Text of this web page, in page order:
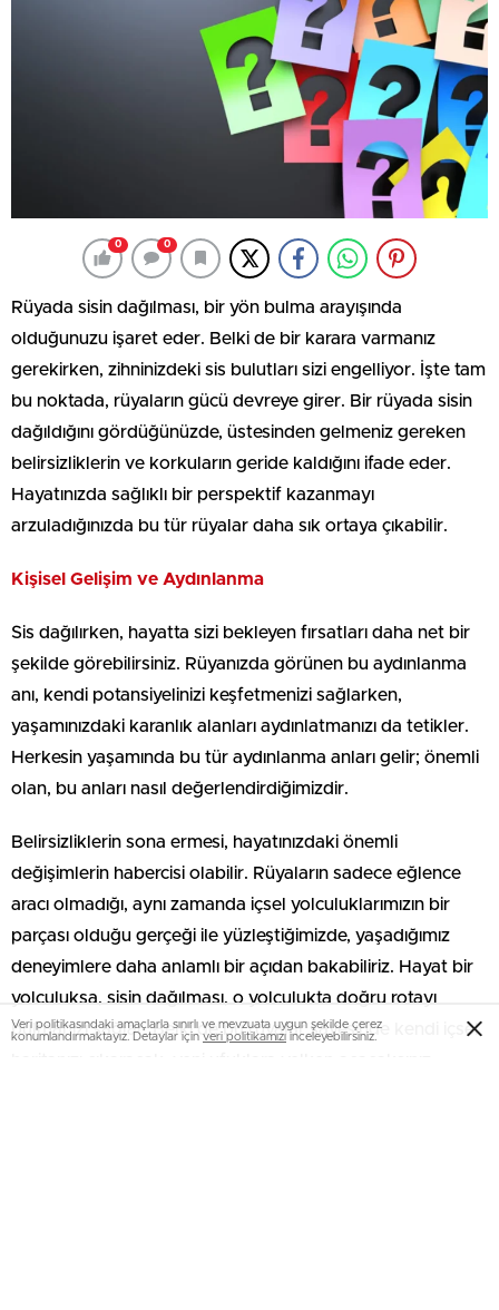
0 0
Rüyada sisin dağılması, bir yön bulma arayışında
olduğunuzu işaret eder. Belki de bir karara varmanız
gerekirken, zihninizdeki sis bulutları sizi engelliyor. İşte tam
bu noktada, rüyaların gücü devreye girer. Bir rüyada sisin
dağıldığını gördüğünüzde, üstesinden gelmeniz gereken
belirsizliklerin ve korkuların geride kaldığını ifade eder.
Hayatınızda sağlıklı bir perspektif kazanmayı
arzuladığınızda bu tür rüyalar daha sık ortaya çıkabilir.
Kişisel Gelişim ve Aydınlanma
Sis dağılırken, hayatta sizi bekleyen fırsatları daha net bir
şekilde görebilirsiniz. Rüyanızda görünen bu aydınlanma
anı, kendi potansiyelinizi keşfetmenizi sağlarken,
yaşamınızdaki karanlık alanları aydınlatmanızı da tetikler.
Herkesin yaşamında bu tür aydınlanma anları gelir; önemli
olan, bu anları nasıl değerlendirdiğimizdir.
Belirsizliklerin sona ermesi, hayatınızdaki önemli
değişimlerin habercisi olabilir. Rüyaların sadece eğlence
aracı olmadığı, aynı zamanda içsel yolculuklarımızın bir
parçası olduğu gerçeği ile yüzleştiğimizde, yaşadığımız
deneyimlere daha anlamlı bir açıdan bakabiliriz. Hayat bir
yolculuksa, sisin dağılması, o yolculukta doğru rotayı
bulmanızı sağlar. Belki de bu rüyalar sayesinde kendi içsel
Veri politikasındaki amaçlarla sınırlı ve mevzuata uygun şekilde çerez
konumlandırmaktayız. Detaylar için veri politikamızı inceleyebilirsiniz.